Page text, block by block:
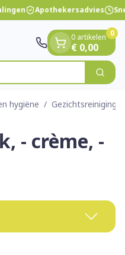
Apothekersadvies
Zoek
0 artikelen
€ 0,00
0
hygiëne / Gezichtsreiniging
- crème, -